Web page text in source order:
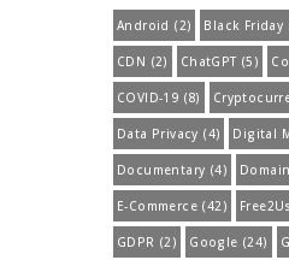
Android (2) Black Friday
CDN (2) ChatGPT (5)
COVID-19 (8)
Data Privacy (4) Digital
Documentary (4)
E-Commerce (42)
GDPR (2) Google (24)